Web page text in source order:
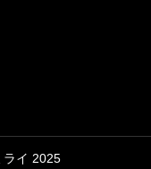
イ 2025